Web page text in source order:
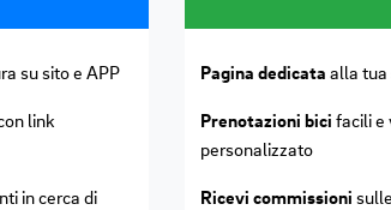
su sito e APP
link
in cerca di
Pagina dedicata alla tua
Prenotazioni bici facili e
personalizzato
Ricevi commissioni